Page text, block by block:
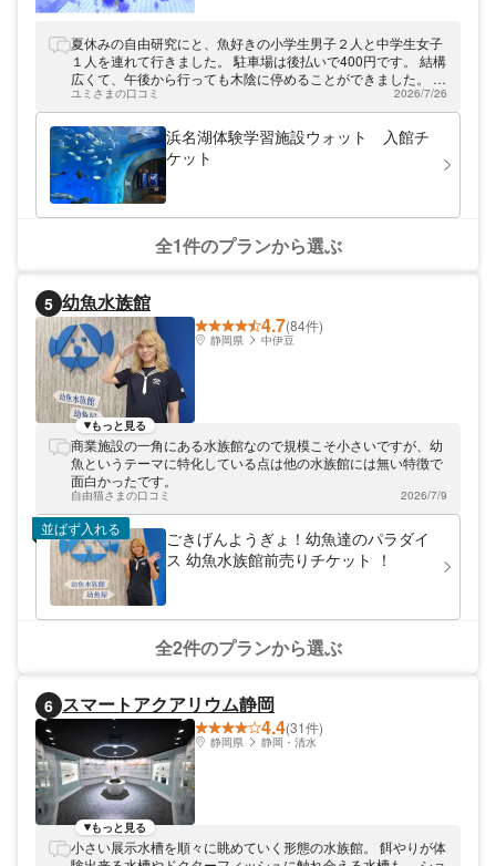
夏休みの自由研究にと、魚好きの小学生男子２人と中学生女子
１人を連れて行きました。 駐車場は後払いで400円です。 結構
広くて、午後から行っても木陰に停めることができました。 入
り口前の池には錦鯉が泳いでいます。 入場料は大人だけと、と
ても良心的。 中の展示は小さい水槽が多いのですが、一つ一つ
に魚に関する手描きの説明があり、小学生男子は熱心に写真を
撮っていました。 個人的にはカエルアンコウが可愛くてオスス
メです。 養殖施設を上から見られるところがあり、あれはウナ
ギかな？とか話しながら見ました。 屋上展望は上まで行って、
あれ？となりました。外まで出られると良いです。
ユミさまの口コミ 2026/7/26
浜名湖体験学習施設ウォット 入館チ
ケット
全1件のプランから選ぶ
5 幼魚水族館
4.7(84件)
静岡県 中伊豆
もっと見る
商業施設の一角にある水族館なので規模こそ小さいですが、幼
魚というテーマに特化している点は他の水族館には無い特徴で
面白かったです。
自由猫さまの口コミ 2026/7/9
ごきげんようぎょ！幼魚達のパラダイ
ス 幼魚水族館前売りチケット ！
並ばず入れる
全2件のプランから選ぶ
6 スマートアクアリウム静岡
4.4(31件)
静岡県 静岡・清水
もっと見る
小さい展示水槽を順々に眺めていく形態の水族館。 餌やりが体